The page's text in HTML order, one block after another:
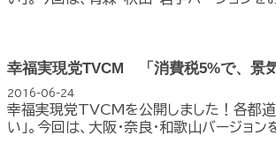
幸福実現党TVCM 「消費税5%で、景
2016-06-24
幸福実現党TVCMを公開しました！各都道
い」。今回は、大阪・奈良・和歌山バージョン